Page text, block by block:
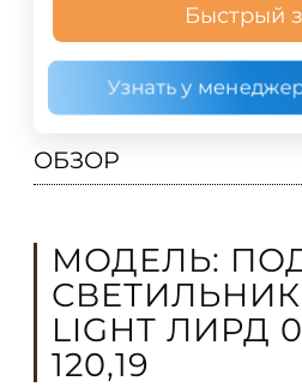
Быстрый
Узнать у
ОБЗОР
МОДЕЛЬ:
СВЕТИЛЬНИК
LIGHT ЛИРД
120,19